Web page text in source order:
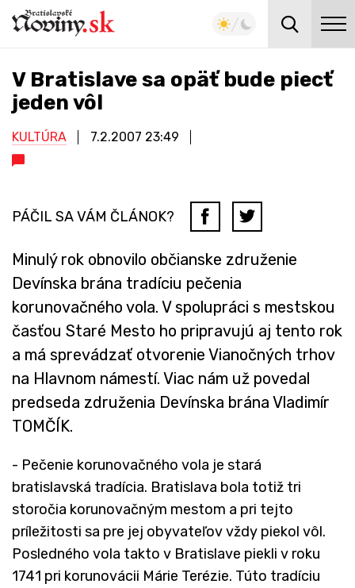
V Bratislave sa opäť bude piecť
jeden vôl
KULTÚRA 7.2.2007 23:49
PÁČIL SA VÁM ČLÁNOK?
Minulý rok obnovilo občianske združenie
Devínska brána tradíciu pečenia
korunovačného vola. V spolupráci s mestskou
časťou Staré Mesto ho pripravujú aj tento rok
a má sprevádzať otvorenie Vianočných trhov
na Hlavnom námestí. Viac nám už povedal
predseda združenia Devínska brána Vladimír
TOMČÍK.
- Pečenie korunovačného vola je stará
bratislavská tradícia. Bratislava bola totiž tri
storočia korunovačným mestom a pri tejto
príležitosti sa pre jej obyvateľov vždy piekol vôl.
Posledného vola takto v Bratislave piekli v roku
1741 pri korunovácii Márie Terézie. Túto tradíciu